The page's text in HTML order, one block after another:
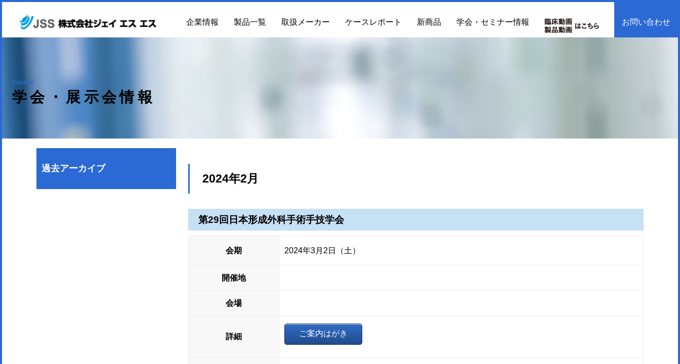
企業情報 製品一覧 取扱メーカー ケースレポート 新商品 学会・セミナー情報 お問い合わせ
Society
学会・展示会情報
過去アーカイブ
2024年2月
第29回日本形成外科手術手技学会
会期 2024年3月2日（土）
開催地
会場
詳細 ご案内はがき